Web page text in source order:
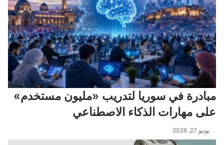
مبادرة في سوريا لتدريب «مليون مستخدم»
على مهارات الذكاء الاصطناعي
يونيو 27, 2026